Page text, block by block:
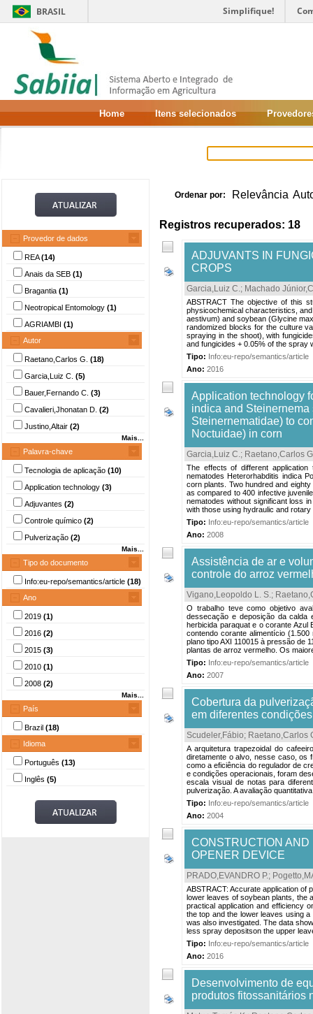
BRASIL Simplifique!
Home Itens selecionados
Provedor de dados
REA(14)
Anais da SEB (1)
Bragantia (1)
Neotropical Entomology (1)
AGRIAMBI (1)
Autor
Raetano,Carlos G. (18)
Garcia,Luiz C. (5)
Bauer,Fernando C. (3)
Cavalieri,Jhonatan D. (2)
Justino,Altair (2)
Mais...
Palavra-chave
Tecnologia de aplicação (10)
Application technology (3)
Adjuvantes (2)
Controle químico (2)
Pulverização (2)
Mais...
Tipo do documento
Info:eu-repo/semantics/article (18)
Ano
2019 (1)
2016 (2)
2015 (3)
2010 (1)
2008 (2)
Mais...
País
Brazil (18)
Idioma
Português (13)
Inglês (5)
Ordenar por: Relevância
Registros recuperados: 18
ADJUVANTS IN
CROPS
Garcia,Luiz C.; Machado
ABSTRACT The objective of this
physicochemical characteristics,
aestivum) and soybean (Glycine
randomized blocks for the culture
spraying in the shoot), with
and fungicides + 0.05% of the spray
Tipo: Info:eu-repo/semantics/article
Ano: 2016
Application technology
indica and
Steinernematidae) to
Noctuidae) in corn
Garcia,Luiz C.; Raetano,Carlos
The effects of different application
nematodes Heterorhabditis indica
corn plants. Two hundred and
as compared to 400 infective
nematodes without significant loss
with those using hydraulic and rotary
Tipo: Info:eu-repo/semantics/article
Ano: 2008
Assistência de ar e
controle do arroz
Vigano,Leopoldo L. S.;
O trabalho teve como objetivo
dessecação e deposição da calda
herbicida paraquat e o corante
contendo corante alimentício
plano tipo AXI 110015 à pressão de
plantas de arroz vermelho. Os
Tipo: Info:eu-repo/semantics/article
Ano: 2007
Cobertura da
em diferentes
Scudeler,Fábio; Raetano,Carlos
A arquitetura trapezoidal do
diretamente o alvo, nesse caso, os
como a eficiência do regulador de
e condições operacionais, foram
escala visual de notas para
pulverização. A avaliação
Tipo: Info:eu-repo/semantics/article
Ano: 2004
CONSTRUCTION AND
OPENER DEVICE
PRADO,EVANDRO P.;
ABSTRACT: Accurate application
lower leaves of soybean plants, the
practical application and efficiency
the top and the lower leaves using
was also investigated. The data
less spray depositson the upper
Tipo: Info:eu-repo/semantics/article
Ano: 2016
Desenvolvimento de
produtos fitossanitários